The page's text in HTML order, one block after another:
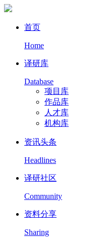
首页
Home
译研库
Database
项目库
作品库
人才库
机构库
资讯头条
Headlines
译研社区
Community
资料分享
Sharing